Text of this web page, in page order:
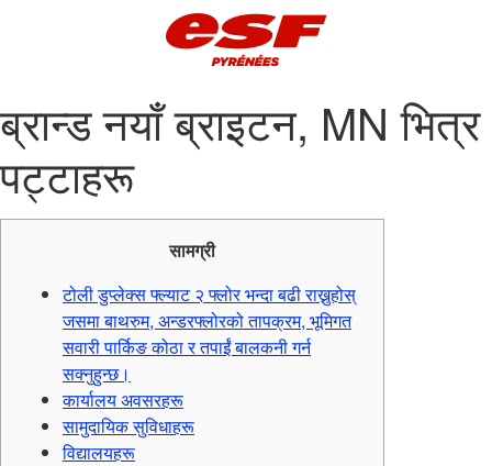
ब्रान्ड नयाँ ब्राइटन, MN भित्र
पट्टाहरू
सामग्री
टोली डुप्लेक्स फ्ल्याट २ फ्लोर भन्दा बढी राख्नुहोस्
जसमा बाथरुम, अन्डरफ्लोरको तापक्रम, भूमिगत
सवारी पार्किङ कोठा र तपाईं बालकनी गर्न
सक्नुहुन्छ।
कार्यालय अवसरहरू
सामुदायिक सुविधाहरू
विद्यालयहरू